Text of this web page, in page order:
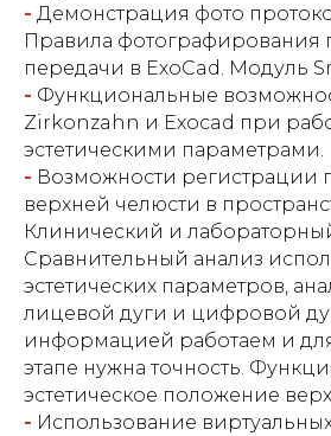
- Демонстрация фото
Правила фотографирования
передачи в ExoCad. Модуль
- Функциональные
Zirkonzahn и Exocad при
эстетическими параметрами.
- Возможности регистрации
верхней челюсти в
Клинический и
Сравнительный анализ
эстетических параметров,
лицевой дуги и цифровой
информацией работаем и
этапе нужна точность.
эстетическое положение
- Использование